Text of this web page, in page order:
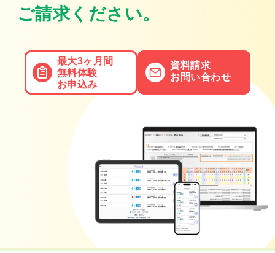
ご請求ください。
最大3ヶ月間
無料体験
お申込み
資料請求
お問い合わせ